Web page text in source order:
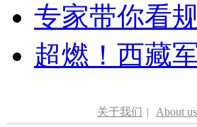
专家带你看
超燃！西藏
关于我们 | About us